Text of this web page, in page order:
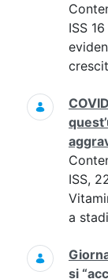
ISS
ISS,
a stadi
si